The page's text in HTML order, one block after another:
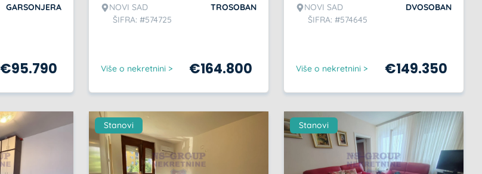
GARSONJERA
€95.790
NOVI SAD
ŠIFRA: #574725
TROSOBAN
Više o nekretnini > €164.800
NOVI SAD
ŠIFRA: #574645
DVOSOBAN
Više o nekretnini > €149.350
Stanovi Stanovi